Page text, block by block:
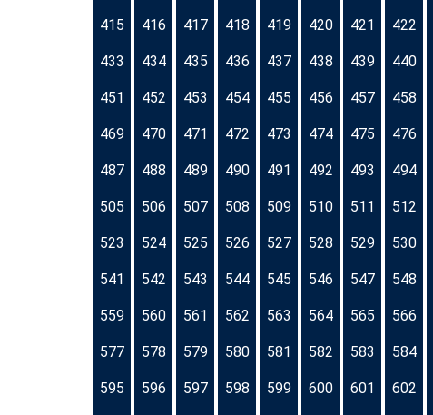
415 416 417 418 419 420 421 422
433 434 435 436 437 438 439 440
451 452 453 454 455 456 457 458
469 470 471 472 473 474 475 476
487 488 489 490 491 492 493 494
505 506 507 508 509 510 511 512
523 524 525 526 527 528 529 530
541 542 543 544 545 546 547 548
559 560 561 562 563 564 565 566
577 578 579 580 581 582 583 584
595 596 597 598 599 600 601 602